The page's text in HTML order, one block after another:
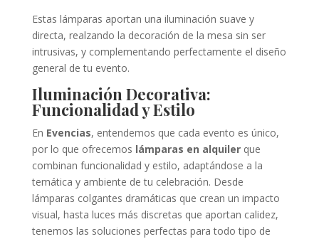
Estas lámparas aportan una iluminación suave y
directa, realzando la decoración de la mesa sin ser
intrusivas, y complementando perfectamente el diseño
general de tu evento.
Iluminación Decorativa:
Funcionalidad y Estilo
En Evencias, entendemos que cada evento es único,
por lo que ofrecemos lámparas en alquilerque
combinan funcionalidad y estilo, adaptándose a la
temática y ambiente de tu celebración. Desde
lámparas colgantes dramáticas que crean un impacto
visual, hasta luces más discretas que aportan calidez,
tenemos las soluciones perfectas para todo tipo de